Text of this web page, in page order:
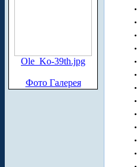
Ole_Ko-39th.jpg
Фото Галерея
·
·
·
·
·
·
·
·
·
·
·
·